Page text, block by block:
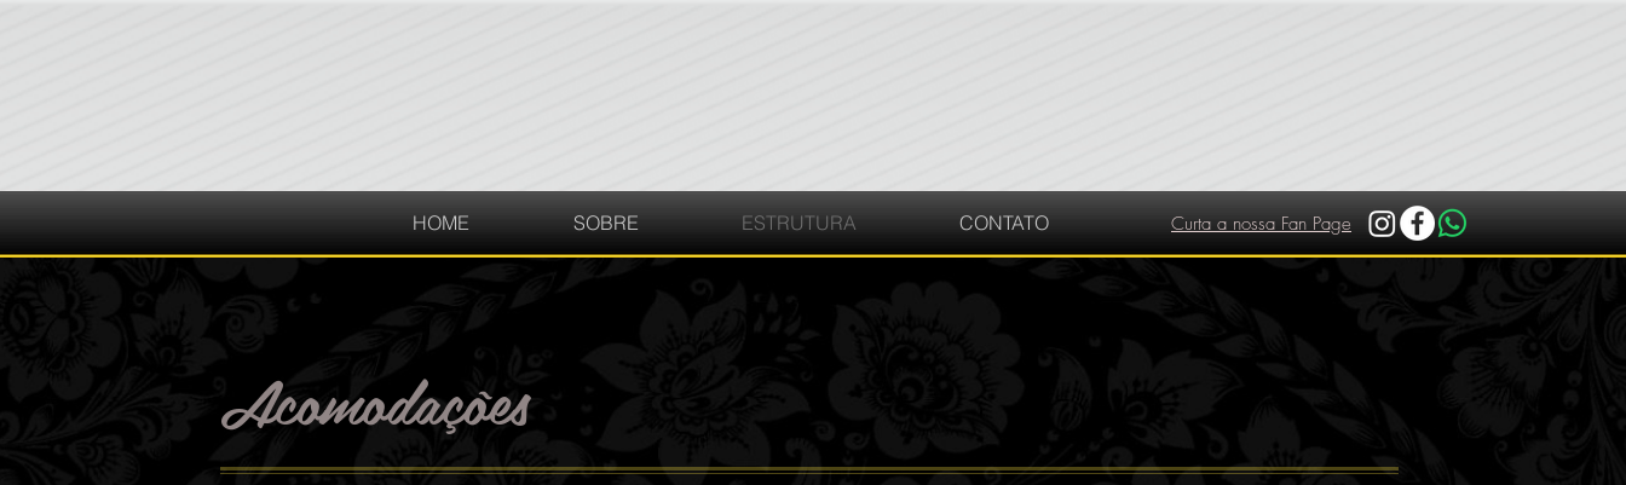
Curta a nossa Fan Page
HOME SOBRE ESTRUTURA CONTATO
Acomodações